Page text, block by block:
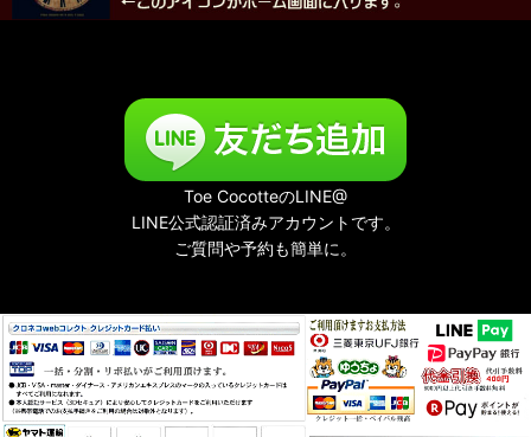
Toe CocotteのLINE@
LINE公式認証済みアカウントです。
ご質問や予約も簡単に。